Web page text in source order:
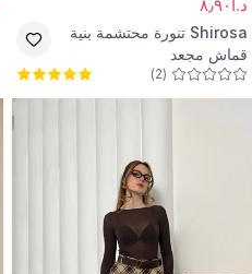
د.أ٨٫٩٠
Shirosa تنورة محتشمة بنية
قماش مجعد
(
2
)